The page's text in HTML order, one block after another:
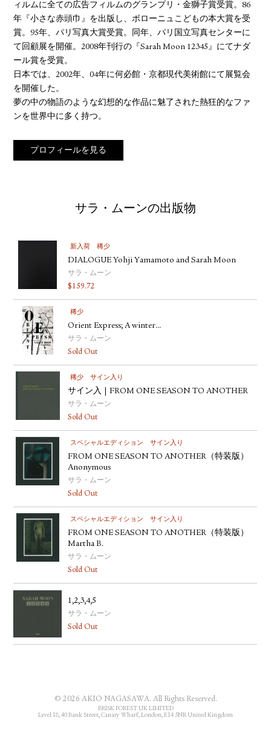
ィルムに全ての広告フィルムのグランプリ・金獅子賞受賞。86
年『小さな赤頭巾』を出版し、ボローニュこどもの本大賞を受
賞。95年、パリ写真大賞受賞。同年、パリ国立写真センターに
て回顧展を開催。2008年刊行の『Sarah Moon 12345』にてナダ
ール賞を受賞。
日本では、2002年、04年に何必館・京都現代美術館にて展覧会
を開催した。
夢の中の物語のような幻想的な作品に魅了された熱狂的なファ
ンを世界中に多く持つ。
プロフィールを見る
サラ・ムーンの出版物
新入荷 稀少
DIALOGUE Yohji Yamamoto and Sarah Moon
サラ・ムーン
$159.72
稀少
Orient Express; A winter...
サラ・ムーン
Sold Out
稀少 サイン入り
サイン入 | FROM ONE SEASON TO ANOTHER
サラ・ムーン
Sold Out
スペシャルエディション サイン入り
FROM ONE SEASON TO ANOTHER（特装版）
Anonymous
サラ・ムーン
Sold Out
スペシャルエディション サイン入り
FROM ONE SEASON TO ANOTHER（特装版）
Martha B.
サラ・ムーン
Sold Out
1,2,3,4,5
サラ・ムーン
Sold Out
© 2026 AKIO NAGASAWA. All Rights Reserved.
BRISK FOREST UK LIMITED
Level 18, 40 Bank Street, Canary Wharf, London, E14 5NR United Kingdom